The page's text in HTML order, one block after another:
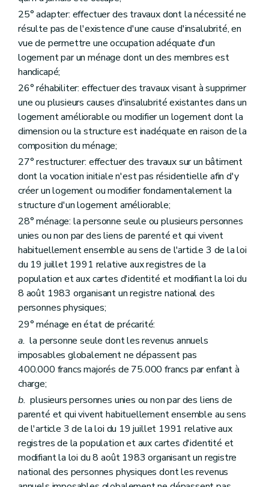
Art. 130
Art. 131
Art. 132
Art. 133
Art. 134
Art. 135
Art. 137
Section 2 De la structure des sociétés de logement de service public
Sous-section première Du capital
Art. 138
Sous-section 2 Du champ d'activités territorial, des fusions et des restructurations
Art. 139
Art. 140
Art. 141
Art. 142
Art. 143
Art. 144
Art. 145
Sous-section 3 De l'assemblée générale
Art. 146
Art. 147
Sous-section 4 Du conseil d'administration
Art. 148
Art. 149
Art. 150
Art. 151
Art. 152
Sous-section 5 Des comités consultatifs des locataires et des propriétaires
Art. 153
Art. 154
Art. 155
Art. 156
Art. 158
Sous-section 7 Du personnel
Art. 159
Sous-section 8
Du contrôle des recettes et des dépenses
Art. 160
Art. 161
Art. 162
Section 3 De la tutelle administrative
25° adapter: effectuer des travaux dont la nécessité ne
résulte pas de l'existence d'une cause d'insalubrité, en
vue de permettre une occupation adéquate d'un
logement par un ménage dont un des membres est
handicapé;
26° réhabiliter: effectuer des travaux visant à supprimer
une ou plusieurs causes d'insalubrité existantes dans un
logement améliorable ou modifier un logement dont la
dimension ou la structure est inadéquate en raison de la
composition du ménage;
27° restructurer: effectuer des travaux sur un bâtiment
dont la vocation initiale n'est pas résidentielle afin d'y
créer un logement ou modifier fondamentalement la
structure d'un logement améliorable;
28° ménage: la personne seule ou plusieurs personnes
unies ou non par des liens de parenté et qui vivent
habituellement ensemble au sens de l'article 3 de la loi
du 19 juillet 1991 relative aux registres de la
population et aux cartes d'identité et modifiant la loi du
8 août 1983 organisant un registre national des
personnes physiques;
29° ménage en état de précarité:
a. la personne seule dont les revenus annuels
imposables globalement ne dépassent pas
400.000 francs majorés de 75.000 francs par enfant à
charge;
b. plusieurs personnes unies ou non par des liens de
parenté et qui vivent habituellement ensemble au sens
de l'article 3 de la loi du 19 juillet 1991 relative aux
registres de la population et aux cartes d'identité et
modifiant la loi du 8 août 1983 organisant un registre
national des personnes physiques dont les revenus